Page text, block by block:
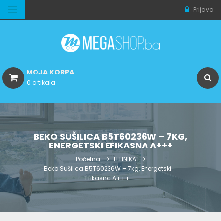
Prijava
MOJA KORPA
0 artikala
BEKO SUŠILICA B5T60236W – 7KG,
ENERGETSKI EFIKASNA A+++
Početna
TEHNIKA
Beko Sušilica B5T60236W – 7kg, Energetski
Efikasna A+++